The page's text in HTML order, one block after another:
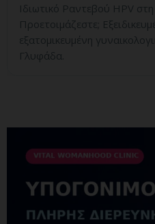
Ιδιωτικό Ραντεβού HPV
Προετοιμάζεστε;
εξατομικευμένη
Γλυφάδα.